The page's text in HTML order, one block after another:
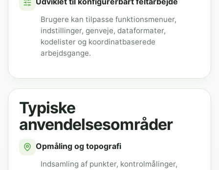
Brugere kan tilpasse funktionsmenuer,
indstillinger, genveje, dataformater,
kodelister og koordinatbaserede
arbejdsgange.
Typiske
anvendelsesområder
Opmåling og topografi
Indsamling af punkter, kontrolmålinger,